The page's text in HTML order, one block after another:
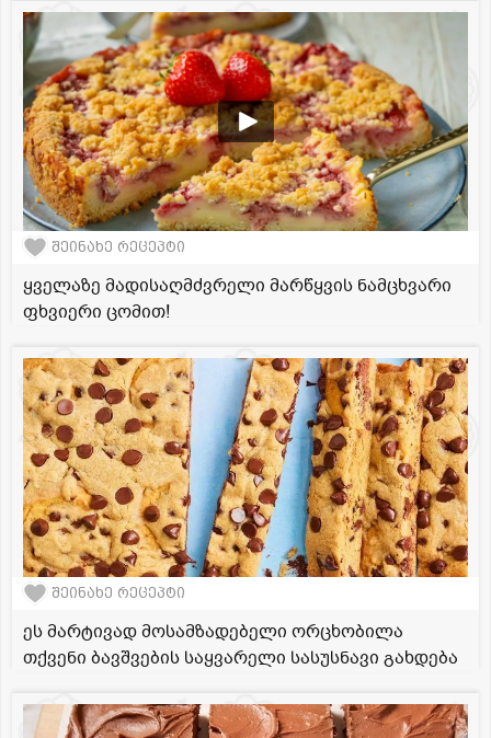
შეინახე რეცეპტი
ყველაზე მადისაღმძვრელი მარწყვის ნამცხვარი
ფხვიერი ცომით!
შეინახე რეცეპტი
ეს მარტივად მოსამზადებელი ორცხობილა
თქვენი ბავშვების საყვარელი სასუსნავი გახდება